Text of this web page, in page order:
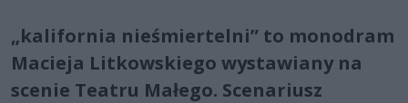
„kalifornia nieśmiertelni” to monodram
Macieja Litkowskiego wystawiany na
scenie Teatru Małego. Scenariusz